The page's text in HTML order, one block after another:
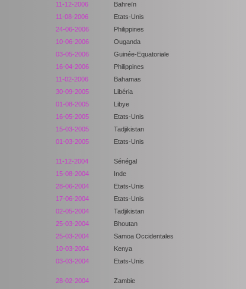
11-12-2006 Bahreïn
11-08-2006
Etats-Unis
24-06-2006
Philippines
10-06-2006 Ouganda
03-05-2006
Guinée-Equatoriale
16-04-2006 Philippines
11-02-2006
Bahamas
30-09-2005
Libéria
01-08-2005
Libye
16-05-2005
Etats-Unis
15-03-2005 Tadjikistan
01-03-2005
Etats-Unis
11-12-2004 Sénégal
15-08-2004 Inde
28-06-2004 Etats-Unis
17-06-2004 Etats-Unis
02-05-2004 Tadjikistan
25-03-2004
Bhoutan
25-03-2004 Samoa Occidentales
10-03-2004 Kenya
03-03-2004 Etats-Unis
28-02-2004 Zambie